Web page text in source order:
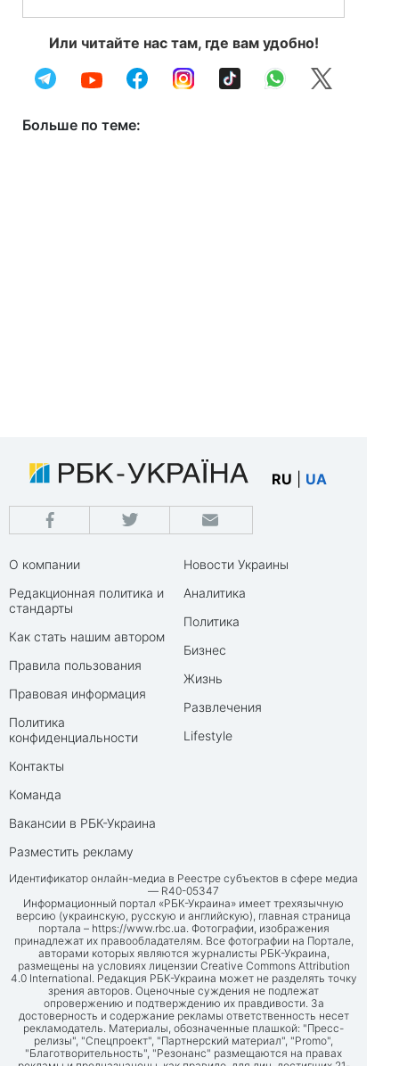
Или читайте нас там, где вам удобно!
Больше по теме:
RU UA
О компании
Редакционная политика и
стандарты
Как стать нашим автором
Правила пользования
Правовая информация
Политика
конфиденциальности
Контакты
Команда
Вакансии в РБК-Украина
Разместить рекламу
Новости Украины
Аналитика
Политика
Бизнес
Жизнь
Развлечения
Lifestyle
Идентификатор онлайн-медиа в Реестре субъектов в сфере медиа
— R40-05347
Информационный портал «РБК-Украина» имеет трехязычную
версию (украинскую, русскую и английскую), главная страница
портала – https://www.rbc.ua. Фотографии, изображения
принадлежат их правообладателям. Все фотографии на Портале,
авторами которых являются журналисты РБК-Украина,
размещены на условиях лицензии Creative Commons Attribution
4.0 International. Редакция РБК-Украина может не разделять точку
зрения авторов. Оценочные суждения не подлежат
опровержению и подтверждению их правдивости. За
достоверность и содержание рекламы ответственность несет
рекламодатель. Материалы, обозначенные плашкой: "Пресс-
релизы", "Спецпроект", "Партнерский материал", "Promo",
"Благотворительность", "Резонанс" размещаются на правах